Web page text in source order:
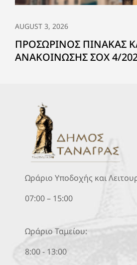
AUGUST 3, 2026
ΠΡΟΣΩΡΙΝΟΣ ΠΙΝΑΚΑΣ
ΑΝΑΚΟΙΝΩΣΗΣ ΣΟΧ 4/
Ωράριο Υποδοχής και
07:00 – 15:00
Ωράριο Ταμείου:
8:00 - 13:00